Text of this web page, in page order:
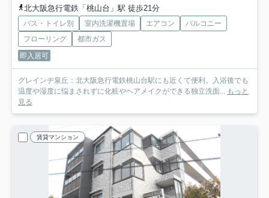
北大阪急行電鉄「桃山台」駅 徒歩21分
バス・トイレ別 室内洗濯機置場 エアコン
バルコニー
フローリング
都市ガス
即入居可
グレインヂ泉丘：北大阪急行電鉄桃山台駅にも近くて便利。入浴後でも
温度や湿度に悩まされずに化粧やヘアメイクができる独立洗面...
もっと
見る
賃貸マンション